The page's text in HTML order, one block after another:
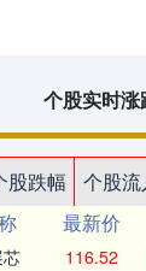
个股实时涨
股跌幅 个股流
最新价
116.52